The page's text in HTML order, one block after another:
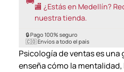
🏬 ¿Estás en Medellín?
nuestra tienda.
🔒 Pago 100% seguro
🇨🇴 Envíos a todo el país
Psicología de ventas es
enseña cómo la